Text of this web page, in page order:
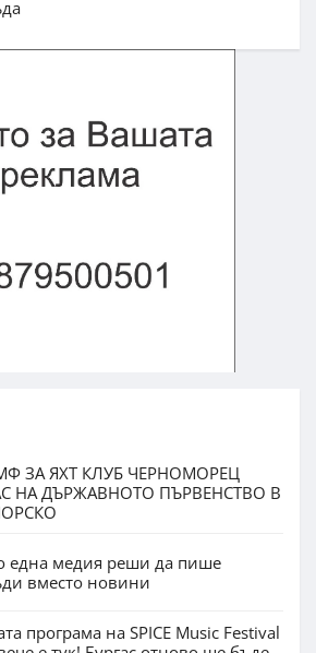
ЗА ЯХТ КЛУБ ЧЕРНОМОРЕЦ
НА ДЪРЖАВНОТО ПЪРВЕНСТВО В
една медия реши да пише
вместо новини
програма на SPICE Music Festival